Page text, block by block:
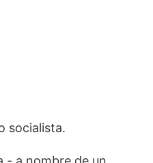
socialista.